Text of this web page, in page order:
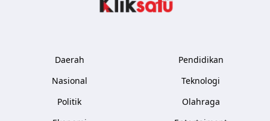
Daerah
Nasional
Politik
Pendidikan
Teknologi
Olahraga